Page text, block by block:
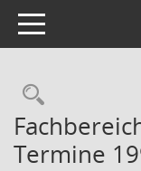
Toggle navigation
Termine